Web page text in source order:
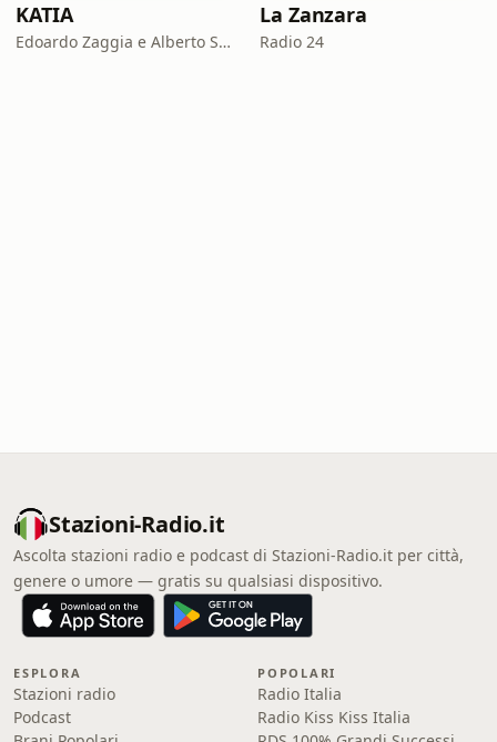
KATIA
Edoardo Zaggia e Alberto Sacco
La Zanzara
Radio 24
Stazioni-Radio.it
Ascolta stazioni radio e podcast di Stazioni-Radio.it per città,
genere o umore — gratis su qualsiasi dispositivo.
ESPLORA
Stazioni radio
Podcast
POPOLARI
Radio Italia
Radio Kiss Kiss Italia